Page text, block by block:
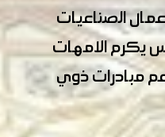
الصناعيات
يكرم الامهات
مبادرات ذوي